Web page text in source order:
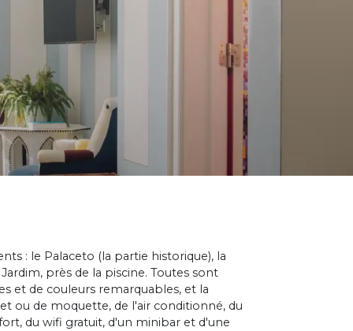
: le Palaceto (la partie historique), la
près de la piscine. Toutes sont
et de couleurs remarquables, et la
ou de moquette, de l'air conditionné, du
du wifi gratuit, d'un minibar et d'une